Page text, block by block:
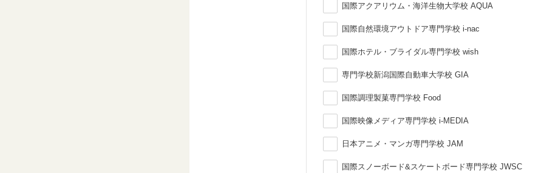
国際アクアリウム・海洋生物大学校 AQUA
国際自然環境アウトドア専門学校 i-nac
国際ホテル・ブライダル専門学校 wish
専門学校新潟国際自動車大学校 GIA
国際調理製菓専門学校 Food
国際映像メディア専門学校 i-MEDIA
日本アニメ・マンガ専門学校 JAM
国際スノーボード&スケートボード専門学校 JWSC